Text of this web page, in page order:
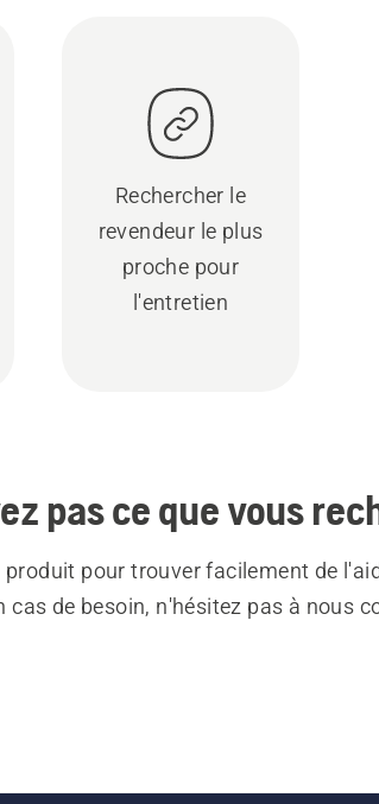
Rechercher le
revendeur le plus
proche pour
l'entretien
pas ce que vous
pour trouver facilement de
cas de besoin, n'hésitez pas à nous